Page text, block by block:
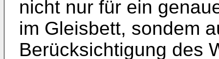
nicht nur für ein
im Gleisbett, sondem
Berücksichtigung des